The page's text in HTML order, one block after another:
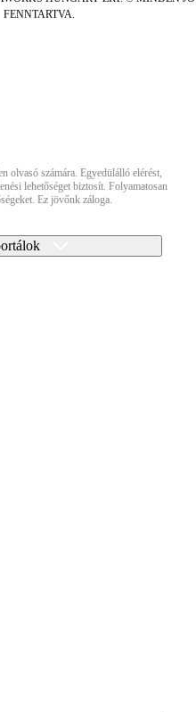
FENNTARTVA.
olvasó számára. Egyedülálló elérést,
lehetőséget biztosít. Folyamatosan
Ez jövőnk záloga.